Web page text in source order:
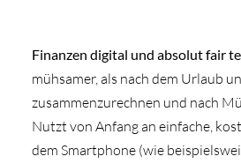
Finanzen digital und absolut fair
mühsamer, als nach dem Urlaub
zusammenzurechnen und nach
Nutzt von Anfang an einfache,
dem Smartphone (wie